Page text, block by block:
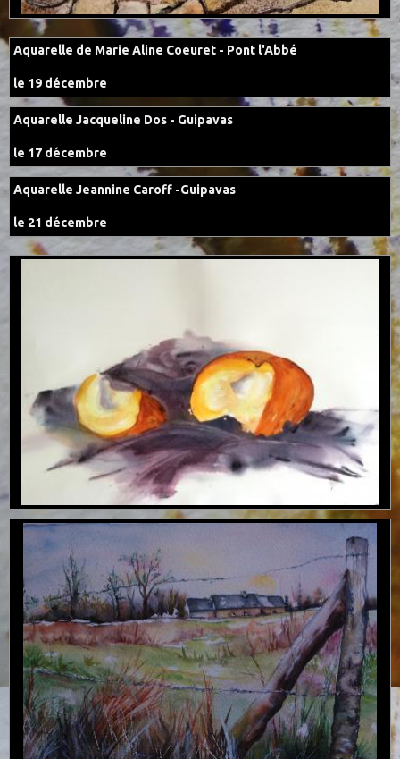
Aquarelle de Marie Aline Coeuret - Pont l'Abbé
le 19 décembre
Aquarelle Jacqueline Dos - Guipavas
le 17 décembre
Aquarelle Jeannine Caroff -Guipavas
le 21 décembre